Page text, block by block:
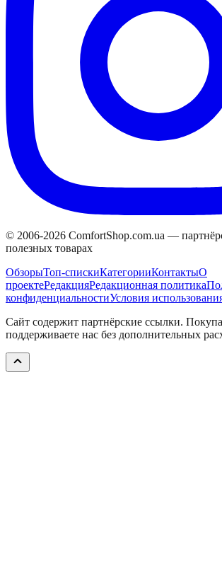
© 2006-2026 ComfortShop.com.ua —
полезных товарах
ОбзорыТоп-спискиКатегорииКонтактыО
проектеРедакцияРедакционная политика
конфиденциальностиУсловия
Сайт содержит партнёрские ссылки.
поддерживаете нас без дополнительных